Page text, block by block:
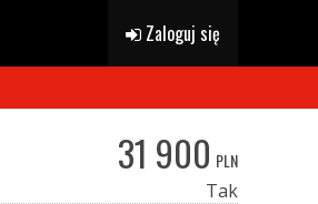
Zaloguj się
31 900 PLN
Tak